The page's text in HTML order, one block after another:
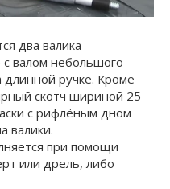
два валика —
валом небольшого
ручке. Кроме
скотч шириной 25
с рифлёным дном
валики.
при помощи
или дрель, либо